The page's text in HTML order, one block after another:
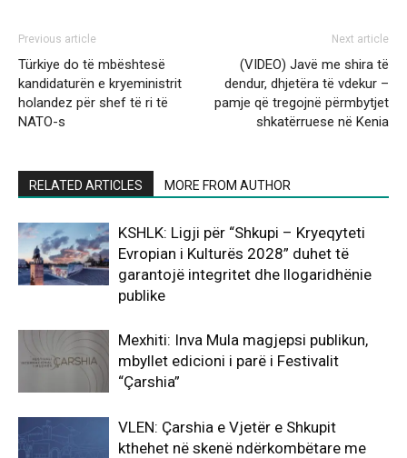
Previous article
Türkiye do të mbështesë
kandidaturën e kryeministrit
holandez për shef të ri të
NATO-s
Next article
(VIDEO) Javë me shira të
dendur, dhjetëra të vdekur –
pamje që tregojnë përmbytjet
shkatërruese në Kenia
RELATED ARTICLES MORE FROM AUTHOR
KSHLK: Ligji për “Shkupi – Kryeqyteti
Evropian i Kulturës 2028” duhet të
garantojë integritet dhe llogaridhënie
publike
Mexhiti: Inva Mula magjepsi publikun,
mbyllet edicioni i parë i Festivalit
“Çarshia”
VLEN: Çarshia e Vjetër e Shkupit
kthehet në skenë ndërkombëtare me